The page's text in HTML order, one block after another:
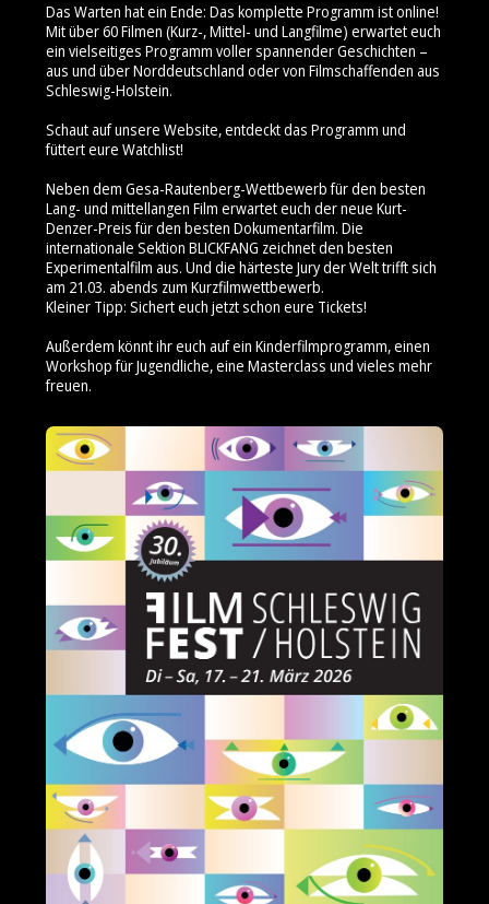
Das Warten hat ein Ende: Das komplette Programm ist online!
Mit über 60 Filmen (Kurz-, Mittel- und Langfilme) erwartet euch
ein vielseitiges Programm voller spannender Geschichten –
aus und über Norddeutschland oder von Filmschaffenden aus
Schleswig-Holstein.
Schaut auf unsere Website, entdeckt das Programm und
füttert eure Watchlist!
Neben dem Gesa-Rautenberg-Wettbewerb für den besten
Lang- und mittellangen Film erwartet euch der neue Kurt-
Denzer-Preis für den besten Dokumentarfilm. Die
internationale Sektion BLICKFANG zeichnet den besten
Experimentalfilm aus. Und die härteste Jury der Welt trifft sich
am 21.03. abends zum Kurzfilmwettbewerb.
Kleiner Tipp: Sichert euch jetzt schon eure Tickets!
Außerdem könnt ihr euch auf ein Kinderfilmprogramm, einen
Workshop für Jugendliche, eine Masterclass und vieles mehr
freuen.